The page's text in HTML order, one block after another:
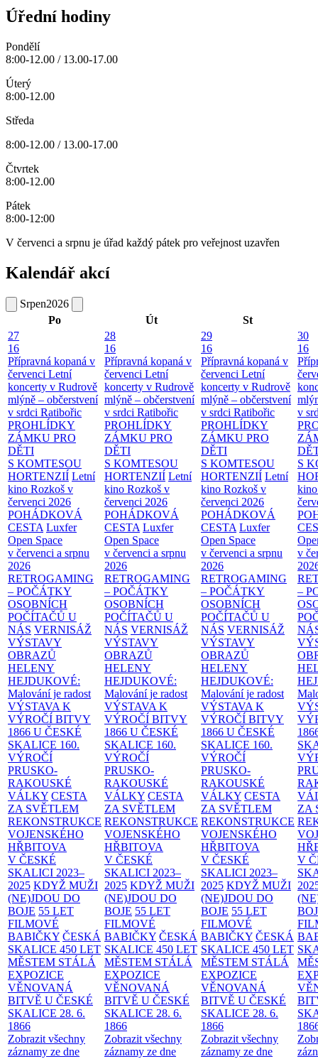
Úřední hodiny
Pondělí
8:00-12.00 / 13.00-17.00
Úterý
8:00-12.00
Středa
8:00-12.00 / 13.00-17.00
Čtvrtek
8:00-12.00
Pátek
8:00-12:00
V červenci a srpnu je úřad každý pátek pro veřejnost uzavřen
Kalendář akcí
Srpen2026
Po
Út
St
27
16
Přípravná kopaná v
červenci Letní
koncerty v Rudrově
mlýně – občerstvení
v srdci Ratibořic
PROHLÍDKY
ZÁMKU PRO
DĚTI
S KOMTESOU
HORTENZIÍ Letní
kino Rozkoš v
červenci 2026
POHÁDKOVÁ
CESTA Luxfer
Open Space
v červenci a srpnu
2026
RETROGAMING
– POČÁTKY
OSOBNÍCH
POČÍTAČŮ U
NÁS VERNISÁŽ
VÝSTAVY
OBRAZŮ
HELENY
HEJDUKOVÉ:
Malování je radost
VÝSTAVA K
VÝROČÍ BITVY
1866 U ČESKÉ
SKALICE 160.
VÝROČÍ
PRUSKO-
RAKOUSKÉ
VÁLKY CESTA
ZA SVĚTLEM
REKONSTRUKCE
VOJENSKÉHO
HŘBITOVA
V ČESKÉ
SKALICI 2023–
2025 KDYŽ MUŽI
(NE)JDOU DO
BOJE 55 LET
FILMOVÉ
BABIČKY ČESKÁ
SKALICE 450 LET
MĚSTEM STÁLÁ
EXPOZICE
VĚNOVANÁ
BITVĚ U ČESKÉ
SKALICE 28. 6.
1866
Zobrazit všechny
záznamy ze dne
28
16
Přípravná kopaná v
červenci Letní
koncerty v Rudrově
mlýně – občerstvení
v srdci Ratibořic
PROHLÍDKY
ZÁMKU PRO
DĚTI
S KOMTESOU
HORTENZIÍ Letní
kino Rozkoš v
červenci 2026
POHÁDKOVÁ
CESTA Luxfer
Open Space
v červenci a srpnu
2026
RETROGAMING
– POČÁTKY
OSOBNÍCH
POČÍTAČŮ U
NÁS VERNISÁŽ
VÝSTAVY
OBRAZŮ
HELENY
HEJDUKOVÉ:
Malování je radost
VÝSTAVA K
VÝROČÍ BITVY
1866 U ČESKÉ
SKALICE 160.
VÝROČÍ
PRUSKO-
RAKOUSKÉ
VÁLKY CESTA
ZA SVĚTLEM
REKONSTRUKCE
VOJENSKÉHO
HŘBITOVA
V ČESKÉ
SKALICI 2023–
2025 KDYŽ MUŽI
(NE)JDOU DO
BOJE 55 LET
FILMOVÉ
BABIČKY ČESKÁ
SKALICE 450 LET
MĚSTEM STÁLÁ
EXPOZICE
VĚNOVANÁ
BITVĚ U ČESKÉ
SKALICE 28. 6.
1866
Zobrazit všechny
záznamy ze dne
29
16
Přípravná kopaná v
červenci Letní
koncerty v Rudrově
mlýně – občerstvení
v srdci Ratibořic
PROHLÍDKY
ZÁMKU PRO
DĚTI
S KOMTESOU
HORTENZIÍ Letní
kino Rozkoš v
červenci 2026
POHÁDKOVÁ
CESTA Luxfer
Open Space
v červenci a srpnu
2026
RETROGAMING
– POČÁTKY
OSOBNÍCH
POČÍTAČŮ U
NÁS VERNISÁŽ
VÝSTAVY
OBRAZŮ
HELENY
HEJDUKOVÉ:
Malování je radost
VÝSTAVA K
VÝROČÍ BITVY
1866 U ČESKÉ
SKALICE 160.
VÝROČÍ
PRUSKO-
RAKOUSKÉ
VÁLKY CESTA
ZA SVĚTLEM
REKONSTRUKCE
VOJENSKÉHO
HŘBITOVA
V ČESKÉ
SKALICI 2023–
2025 KDYŽ MUŽI
(NE)JDOU DO
BOJE 55 LET
FILMOVÉ
BABIČKY ČESKÁ
SKALICE 450 LET
MĚSTEM STÁLÁ
EXPOZICE
VĚNOVANÁ
BITVĚ U ČESKÉ
SKALICE 28. 6.
1866
Zobrazit všechny
záznamy ze dne
30
16
v
S
v
–
ZA
V